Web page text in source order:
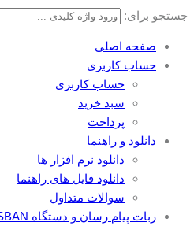
جستجو برای:
صفحه اصلی
حساب کاربری
حساب کاربری
سبد خرید
پرداخت
دانلود و راهنما
دانلود نرم افزار ها
دانلود فایل های راهنما
سوالات متداول
ربات پیام رسان و دستگاه SMSBAN